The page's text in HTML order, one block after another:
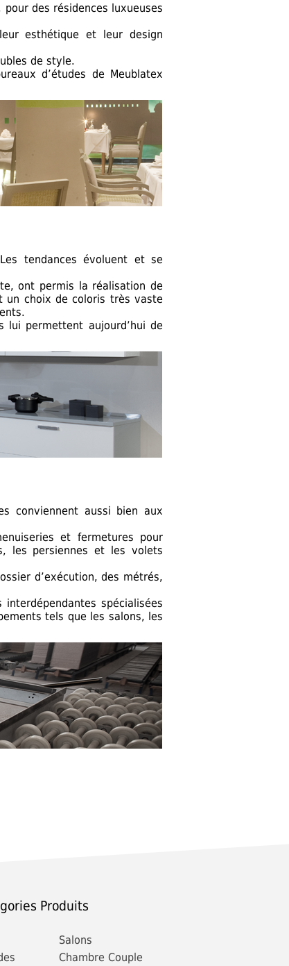
des résidences luxueuses
esthétique et leur design
de style.
d’études de Meublatex
tendances évoluent et se
ont permis la réalisation de
un choix de coloris très vaste
lui permettent aujourd’hui de
conviennent aussi bien aux
et fermetures pour
les persiennes et les volets
d’exécution, des métrés,
spécialisées
tels que les salons, les
Produits
Salons
Chambre Couple